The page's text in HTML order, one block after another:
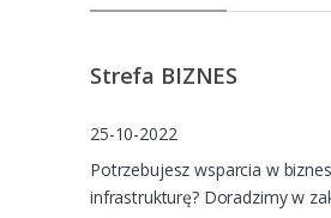
Strefa BIZNES
25-10-2022
Potrzebujesz wsparcia w
infrastrukturę? Doradzimy w